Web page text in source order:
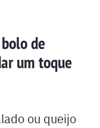
de
um toque
ou queijo